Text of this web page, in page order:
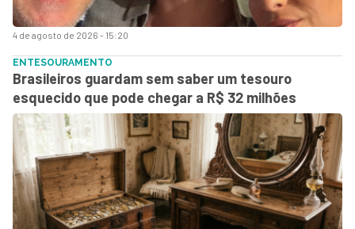
4 de agosto de 2026 - 15:20
ENTESOURAMENTO
Brasileiros guardam sem saber um tesouro
esquecido que pode chegar a R$ 32 milhões